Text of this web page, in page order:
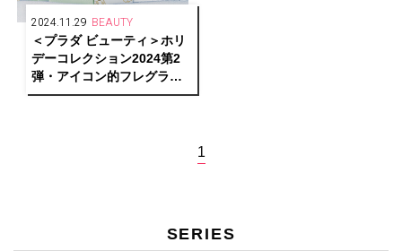
2024.11.29 BEAUTY
＜プラダ ビューティ＞ホリ
デーコレクション2024第2
弾・アイコン的フレグラン
ス「パラドックス」スペシ
1
SERIES